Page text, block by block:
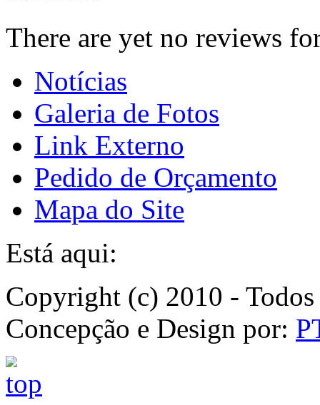
There are yet no reviews
Notícias
Galeria de Fotos
Link Externo
Pedido de Orçamento
Mapa do Site
Está aqui:
Copyright (c) 2010 -
Concepção e Design por: